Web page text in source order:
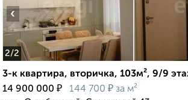
2/2
‹
3-к квартира, вторичка, 103м², 9/9
14 900 000 ₽ 144 700 ₽ за м²